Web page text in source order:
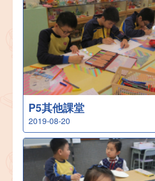
P5其他課堂
2019-08-20